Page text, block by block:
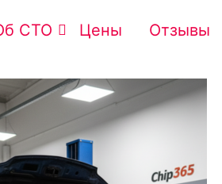
СТО Цены Отзывы